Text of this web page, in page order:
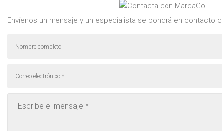
Envíenos un mensaje y un especialista se pondrá en contacto